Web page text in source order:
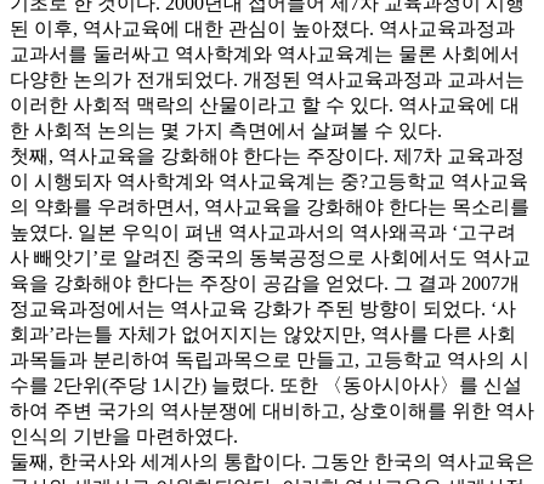
된 이후, 역사교육에 대한 관심이 높아졌다. 역사교육과정과
교과서를 둘러싸고 역사학계와 역사교육계는 물론 사회에서
다양한 논의가 전개되었다. 개정된 역사교육과정과 교과서는
이러한 사회적 맥락의 산물이라고 할 수 있다. 역사교육에 대
한 사회적 논의는 몇 가지 측면에서 살펴볼 수 있다.
첫째, 역사교육을 강화해야 한다는 주장이다. 제7차 교육과정
이 시행되자 역사학계와 역사교육계는 중?고등학교 역사교육
의 약화를 우려하면서, 역사교육을 강화해야 한다는 목소리를
높였다. 일본 우익이 펴낸 역사교과서의 역사왜곡과 ‘고구려
사 빼앗기’로 알려진 중국의 동북공정으로 사회에서도 역사교
육을 강화해야 한다는 주장이 공감을 얻었다. 그 결과 2007개
정교육과정에서는 역사교육 강화가 주된 방향이 되었다. ‘사
회과’라는틀 자체가 없어지지는 않았지만, 역사를 다른 사회
과목들과 분리하여 독립과목으로 만들고, 고등학교 역사의 시
수를 2단위(주당 1시간) 늘렸다. 또한 〈동아시아사〉를 신설
하여 주변 국가의 역사분쟁에 대비하고, 상호이해를 위한 역사
인식의 기반을 마련하였다.
둘째, 한국사와 세계사의 통합이다. 그동안 한국의 역사교육은